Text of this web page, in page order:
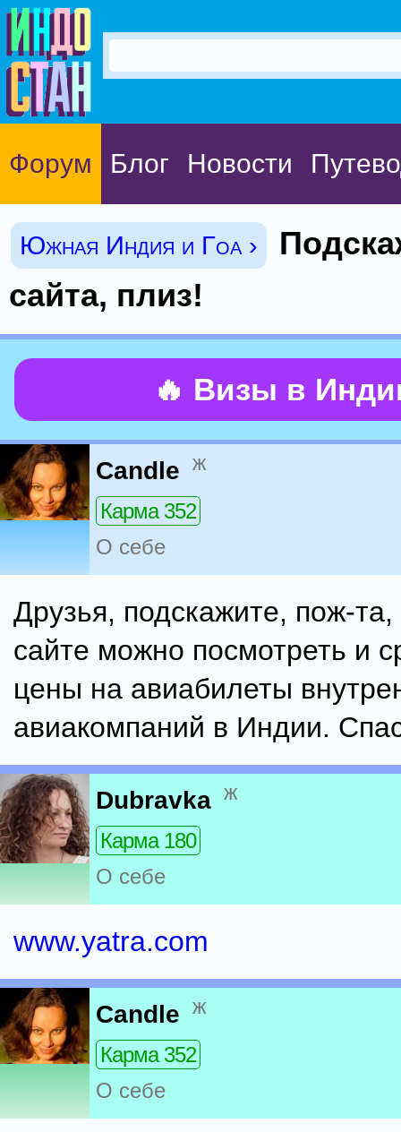
Форум Блог Новости
Южная Индия и Гоа ›
сайта, плиз!
🔥 Визы в
Candle ж
Карма 352
О себе
Друзья, подскажите, пож-
сайте можно посмотреть и
цены на авиабилеты
авиакомпаний в Индии.
Dubravka ж
Карма 180
О себе
www.yatra.com
Candle ж
Карма 352
О себе